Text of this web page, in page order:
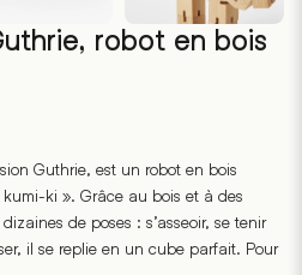
robot en bois
Guthrie, est un robot en bois
ki ». Grâce au bois et à des
de poses : s’asseoir, se tenir
il se replie en un cube parfait. Pour